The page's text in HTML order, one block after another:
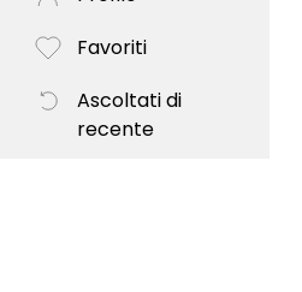
Favoriti
Ascoltati di
recente